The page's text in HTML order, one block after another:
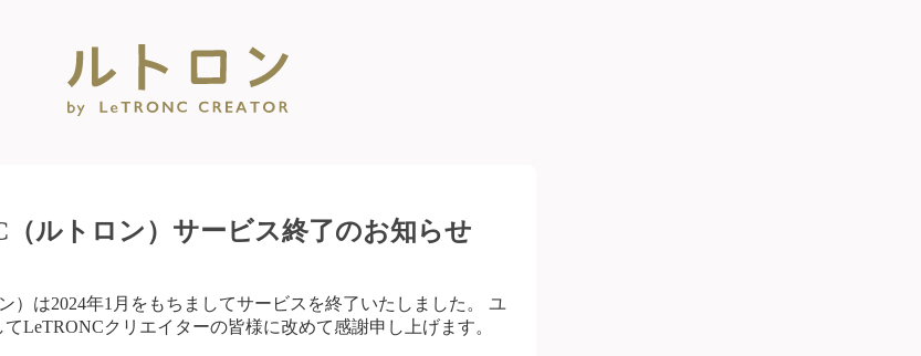
（ルトロン）サービス終了のお知らせ
）は2024年1月をもちましてサービスを終了いたしました。 ユ
LeTRONCクリエイターの皆様に改めて感謝申し上げます。